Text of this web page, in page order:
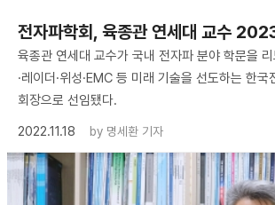
전자파학회, 육종관 연세대 교수
육종관 연세대 교수가 국내 전자파 분야 학문을
·레이더·위성·EMC 등 미래 기술을 선도하는 한국
회장으로 선임됐다.
2022.11.18
by 명세환 기자